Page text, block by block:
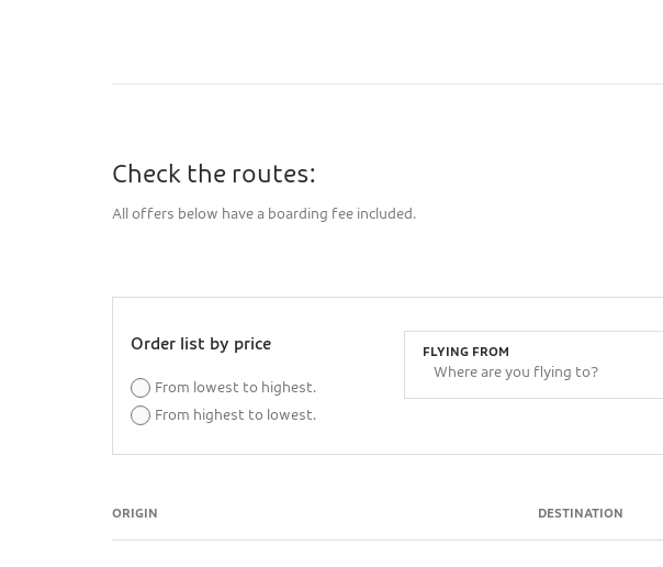
Check the routes:
All offers below have a boarding fee included.
Order list by price
From lowest to highest.
From highest to lowest.
FLYING FROM
ORIGIN DESTINATION